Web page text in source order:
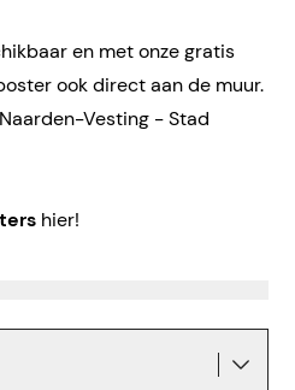
en met onze gratis
ook direct aan de muur.
Vesting - Stad
hier!